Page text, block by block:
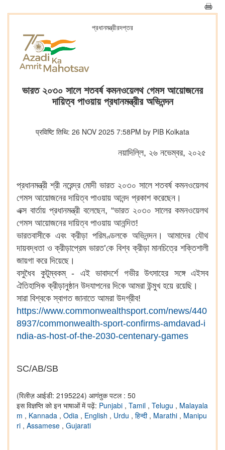
প্রধানমন্ত্রীরদপ্তর
ভারত ২০৩০ সালে শতবর্ষ কমনওয়েলথ গেমস আয়োজনের
দায়িত্ব পাওয়ায় প্রধানমন্ত্রীর অভিনন্দন
प्रविष्टि तिथि: 26 NOV 2025 7:58PM by PIB Kolkata
নয়াদিল্লি, ২৬ নভেম্বর, ২০২৫
প্রধানমন্ত্রী শ্রী নরেন্দ্র মোদী ভারত ২০৩০ সালে শতবর্ষ কমনওয়েলথ
গেমস আয়োজনের দায়িত্ব পাওয়ায় আনন্দ প্রকাশ করেছেন।
এক্স বার্তায় প্রধানমন্ত্রী বলেছেন, “ভারত ২০৩০ সালের কমনওয়েলথ
গেমস আয়োজনের দায়িত্ব পাওয়ায় আনন্দিত!
ভারতবাসীকে এবং ক্রীড়া পরিমণ্ডলকে অভিনন্দন। আমাদের যৌথ
দায়বদ্ধতা ও ক্রীড়াপ্রেম ভারত’কে বিশ্ব ক্রীড়া মানচিত্রে শক্তিশালী
জায়গা করে দিয়েছে।
বসুধৈব কুটুম্বকম্‌ - এই ভাবাদর্শে গভীর উৎসাহের সঙ্গে এইসব
ঐতিহাসিক ক্রীড়ানুষ্ঠান উদযাপনের দিকে আমরা উন্মুখ হয়ে রয়েছি।
সারা বিশ্বকে স্বাগত জানাতে আমরা উদগ্রীব!
https://www.commonwealthsport.com/news/440
8937/commonwealth-sport-confirms-amdavad-i
ndia-as-host-of-the-2030-centenary-games
SC/AB/SB
(रिलीज़ आईडी: 2195224) आगंतुक पटल : 50
इस विज्ञप्ति को इन भाषाओं में पढ़ें: Punjabi , Tamil , Telugu , Malayala
m , Kannada , Odia , English , Urdu , हिन्दी , Marathi , Manipu
ri , Assamese , Gujarati